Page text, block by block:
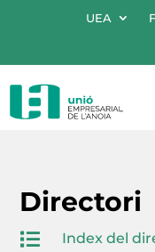
UEA
Directori
 Index del